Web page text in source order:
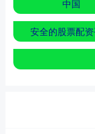
中国
安全的股票配